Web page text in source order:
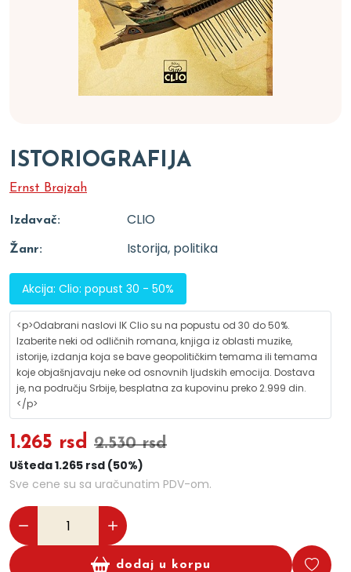
ISTORIOGRAFIJA
Ernst Brajzah
Izdavač: CLIO
Žanr: Istorija, politika
Akcija: Clio: popust 30 - 50%
<p>Odabrani naslovi IK Clio su na popustu od 30 do 50%.
Izaberite neki od odličnih romana, knjiga iz oblasti muzike,
istorije, izdanja koja se bave geopolitičkim temama ili temama
koje objašnjavaju neke od osnovnih ljudskih emocija. Dostava
je, na području Srbije, besplatna za kupovinu preko 2.999 din.
</p>
1.265 rsd 2.530 rsd
Ušteda 1.265 rsd (50%)
Sve cene su sa uračunatim PDV-om.
dodaj u korpu